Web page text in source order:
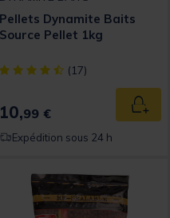
panier
Pellets Dynamite Baits
Source Pellet 1kg
[object Object] out of 5
(17)
10,99 €
Expédition sous 24 h